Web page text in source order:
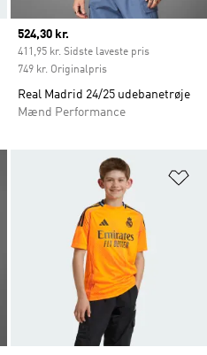
Current price
524,30 kr.
411,95 kr. Sidste laveste pris
749 kr. Originalpris
Real Madrid 24/25 udebanetrøje
Mænd Performance